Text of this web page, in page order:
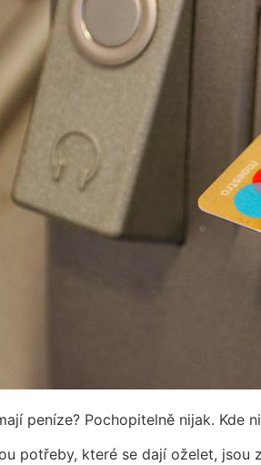
peníze? Pochopitelně nijak. Kde
potřeby, které se dají oželet,